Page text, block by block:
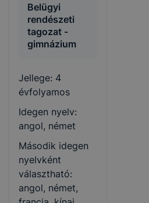
Belügyi
rendészeti
tagozat -
gimnázium
Jellege: 4
évfolyamos
Idegen nyelv:
angol, német
Második idegen
nyelvként
választható:
angol, német,